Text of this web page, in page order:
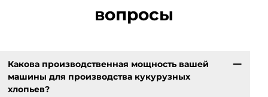
вопросы
Какова производственная мощность вашей
машины для производства кукурузных
хлопьев?